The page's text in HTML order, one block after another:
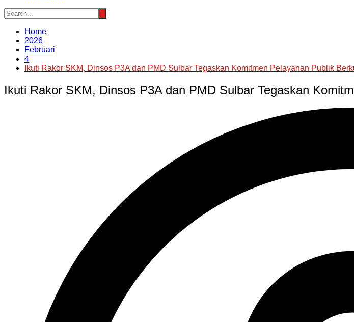
Home
2026
Februari
4
Ikuti Rakor SKM, Dinsos P3A dan PMD Sulbar Tegaskan Komitmen Pelayanan Publik
Ikuti Rakor SKM, Dinsos P3A dan PMD Sulbar Tegaskan